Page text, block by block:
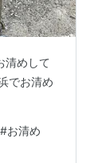
清めして
でお清め
#お清め